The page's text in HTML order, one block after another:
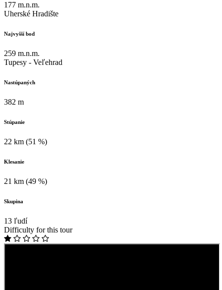
177 m.n.m.
Uherské Hradište
Najvyšší bod
259 m.n.m.
Tupesy - Veľehrad
Nastúpaných
382 m
Stúpanie
22 km (51 %)
Klesanie
21 km (49 %)
Skupina
13 ľudí
Difficulty for this tour